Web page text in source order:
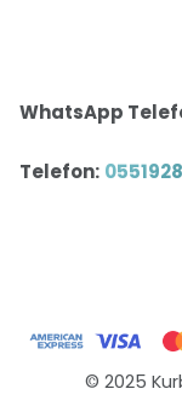
WhatsApp
Telefon:
© 2025